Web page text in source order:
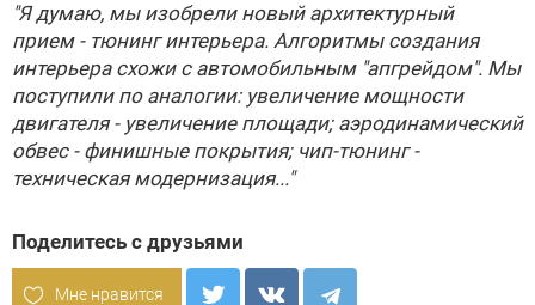
"Я думаю, мы изобрели новый архитектурный
прием - тюнинг интерьера. Алгоритмы создания
интерьера схожи с автомобильным "апгрейдом". Мы
поступили по аналогии: увеличение мощности
двигателя - увеличение площади; аэродинамический
обвес - финишные покрытия; чип-тюнинг -
техническая модернизация..."
Поделитесь с друзьями
Мне нравится